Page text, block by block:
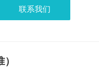
联系我们